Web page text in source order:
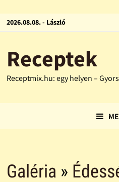
2026.08.08. - László
Receptek
Receptmix.hu: egy helyen –
Galéria »